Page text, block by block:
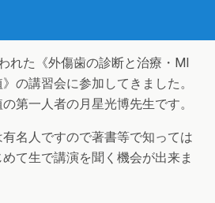
た《外傷歯の診断と治療・MI
の講習会に参加してきました。
第一人者の月星光博先生です。
名人ですので著書等で知っては
て生で講演を聞く機会が出来ま